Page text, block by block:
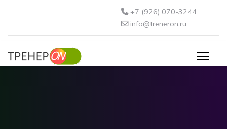
+7 (926) 070-3244
info@treneron.ru